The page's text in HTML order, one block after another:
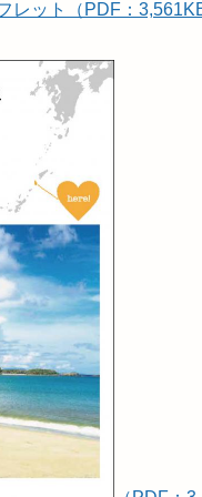
レット（PDF：